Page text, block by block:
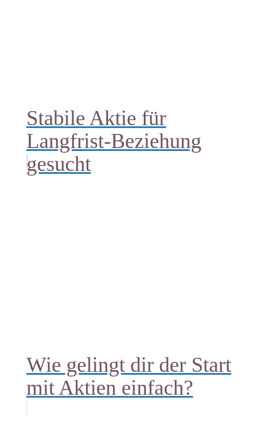
Stabile Aktie für
Langfrist-Beziehung
gesucht
Wie gelingt dir der Start
mit Aktien einfach?